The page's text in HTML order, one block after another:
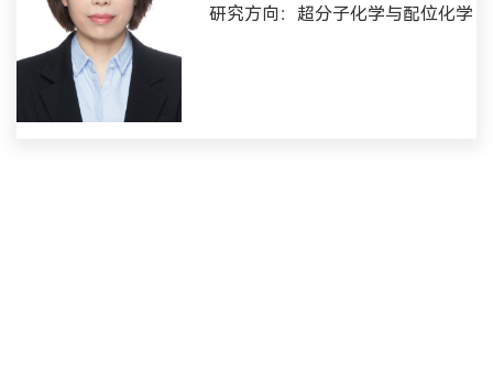
研究方向：超分子化学与配位化学